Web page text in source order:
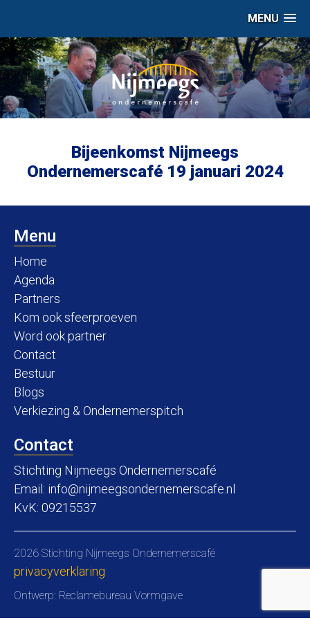
MENU
Bijeenkomst Nijmeegs
Ondernemerscafé 19 januari 2024
Menu
Home
Agenda
Partners
Kom ook sfeerproeven
Word ook partner
Contact
Bestuur
Blogs
Verkiezing & Ondernemerspitch
Contact
Stichting Nijmeegs Ondernemerscafé
Email: info@nijmeegsondernemerscafe.nl
KvK: 09215537
2026 Stichting Nijmeegs Ondernemerscafé
privacyverklaring
Ontwerp: Reclamebureau Vormgave